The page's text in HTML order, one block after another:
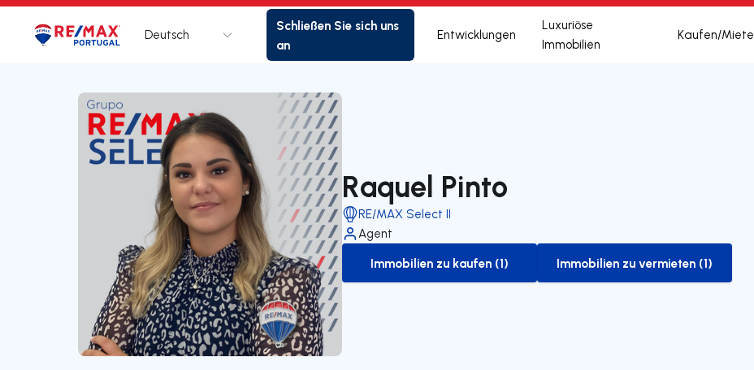
Logo Zur Startseite
Deutsch
Schließen Sie sich uns
an
Entwicklungen
Luxuriöse
Immobilien
Kaufen/Miete
Raquel Pinto
RE/MAX Select II
Agent
to-buy-listing
Immobilien zu kaufen (1)
to-rent-listing
Immobilien zu vermieten (1)